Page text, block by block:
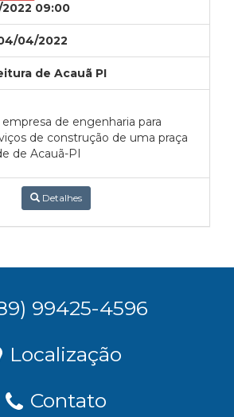
2022 09:00
04/2022
de Acauã PI
de engenharia para
de construção de uma praça
de Acauã-PI
Detalhes
99425-4596
Localização
Contato